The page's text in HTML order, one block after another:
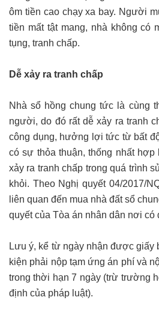
ôm tiền cao chạy xa bay. Người
tiền mất tật mang, nhà không có
tụng, tranh chấp.
Dễ xảy ra tranh chấp
Nhà sổ hồng chung tức là cùng
người, do đó rất dễ xảy ra tranh
công dụng, hưởng lợi tức từ bất
có sự thỏa thuận, thống nhất
xảy ra tranh chấp trong quá trình
khỏi. Theo Nghị quyết 04/2017/
liên quan đến mua nhà đất sổ
quyết của Tòa án nhân dân nơi có
Lưu ý, kể từ ngày nhận được giấy
kiện phải nộp tạm ứng án phí và
trong thời hạn 7 ngày (trừ trường
định của pháp luật).